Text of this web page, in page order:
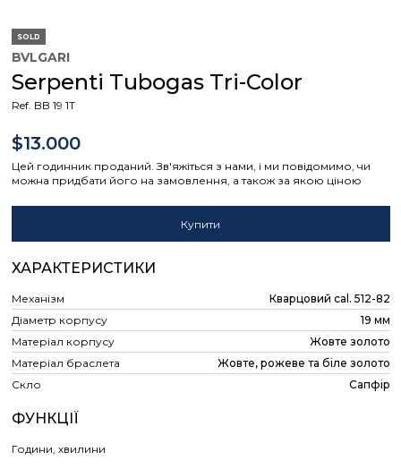
SOLD
BVLGARI
Serpenti Tubogas Tri-Color
Ref. BB 19 1T
$13.000
Цей годинник проданий. Зв'яжіться з нами, і ми повідомимо, чи
можна придбати його на замовлення, а також за якою ціною
Купити
ХАРАКТЕРИСТИКИ
Механізм
Кварцовий cal. 512-82
Діаметр корпусу
19 мм
Матеріал корпусу
Жовте золото
Матеріал браслета
Жовте, рожеве та біле золото
Скло
Сапфір
ФУНКЦІЇ
Години, хвилини